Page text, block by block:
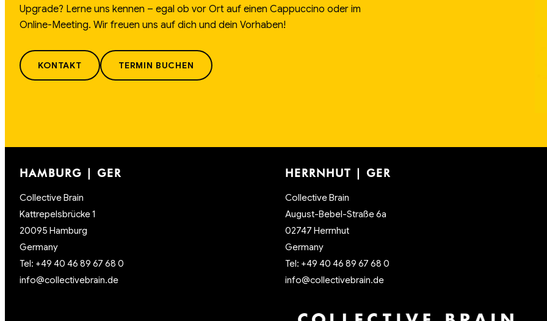
Upgrade? Lerne uns kennen – egal ob vor Ort auf einen Cappuccino oder im
Online-Meeting. Wir freuen uns auf dich und dein Vorhaben!
KONTAKT TERMIN BUCHEN
HAMBURG | GER
Collective Brain
Kattrepelsbrücke 1
20095 Hamburg
Germany
Tel: +49 40 46 89 67 68 0
info@collectivebrain.de
HERRNHUT | GER
Collective Brain
August-Bebel-Straße 6a
02747 Herrnhut
Germany
Tel: +49 40 46 89 67 68 0
info@collectivebrain.de